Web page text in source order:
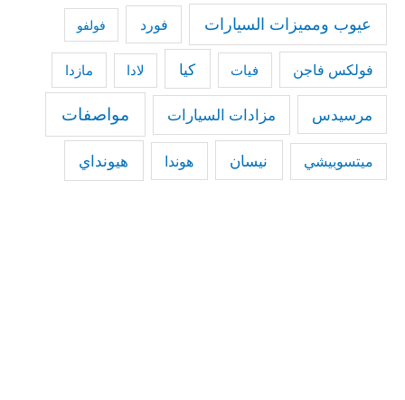
عيوب ومميزات السيارات فورد فولفو
فولكس فاجن فيات كيا لادا مازدا
مرسيدس مزادات السيارات مواصفات
ميتسوبيشي نيسان هوندا هيونداي